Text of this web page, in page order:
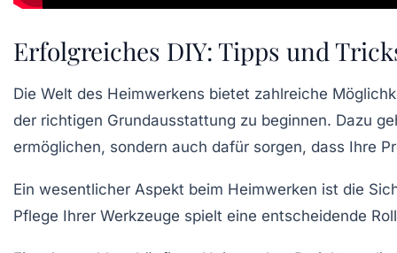
Erfolgreiches DIY: Tipps und
Die Welt des Heimwerkens bietet zahlreiche
der richtigen Grundausstattung zu beginnen. Dazu
ermöglichen, sondern auch dafür sorgen, dass Ihre
Ein wesentlicher Aspekt beim Heimwerken ist die
Pflege Ihrer Werkzeuge spielt eine entscheidende